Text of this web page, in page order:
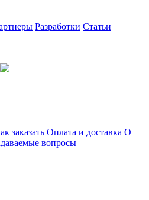
Разработки Статьи
заказать Оплата и доставка О
вопросы